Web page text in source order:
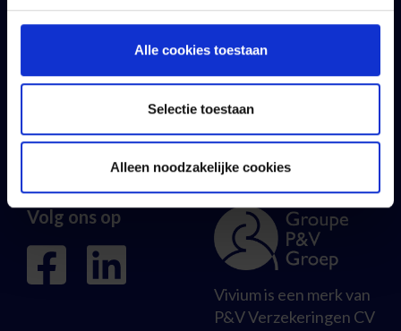
Alle cookies toestaan
Selectie toestaan
Alleen noodzakelijke cookies
Over ons
Volg ons op
Vivium is een merk van
P&V Verzekeringen CV